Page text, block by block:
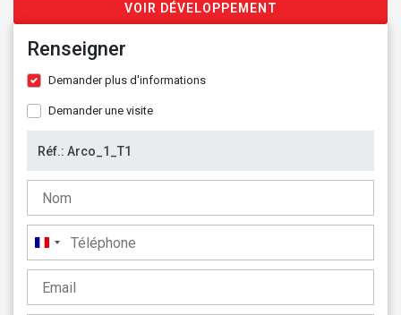
VOIR DÉVELOPPEMENT
Renseigner
Demander plus d'informations
Demander une visite
France
+33